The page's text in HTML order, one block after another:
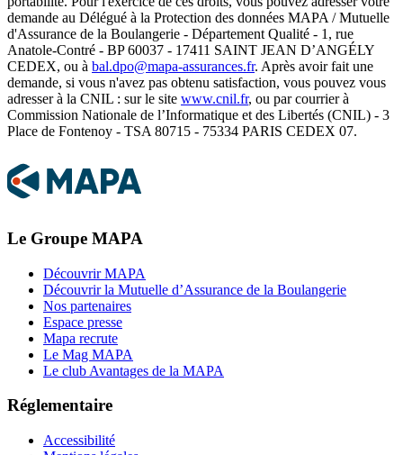
demande au Délégué à la Protection des données MAPA / Mutuelle
d'Assurance de la Boulangerie - Département Qualité - 1, rue
Anatole-Contré - BP 60037 - 17411 SAINT JEAN D’ANGÉLY
CEDEX, ou à bal.dpo@mapa-assurances.fr. Après avoir fait une
demande, si vous n'avez pas obtenu satisfaction, vous pouvez vous
adresser à la CNIL : sur le site www.cnil.fr, ou par courrier à
Commission Nationale de l’Informatique et des Libertés (CNIL) - 3
Place de Fontenoy - TSA 80715 - 75334 PARIS CEDEX 07.
Le Groupe MAPA
Découvrir MAPA
Découvrir la Mutuelle d’Assurance de la Boulangerie
Nos partenaires
Espace presse
Mapa recrute
Le Mag MAPA
Le club Avantages de la MAPA
Réglementaire
Accessibilité